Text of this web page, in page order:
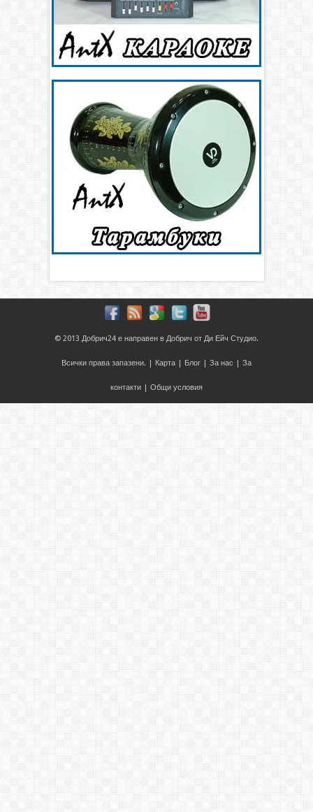
© 2013 Добрич24 е направен в Добрич от Ди Ейч Студио.
Всички права запазени. | Карта | Блог | За нас | За
контакти | Общи условия